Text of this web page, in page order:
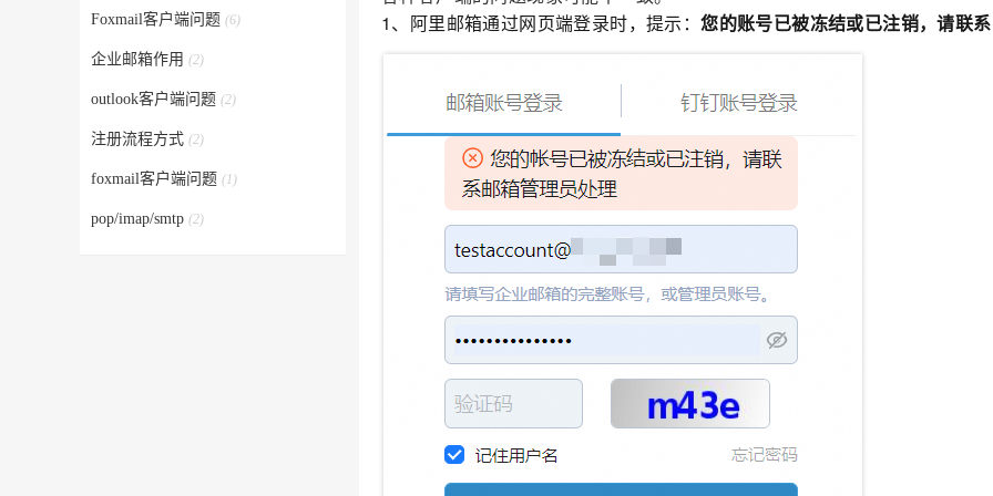
1、阿里邮箱通过网页端登录时，提示：您的账号已被冻结或已注销，请联
Foxmail客户端问题 (6)
企业邮箱作用 (2)
outlook客户端问题 (2)
注册流程方式 (2)
foxmail客户端问题 (1)
pop/imap/smtp (2)